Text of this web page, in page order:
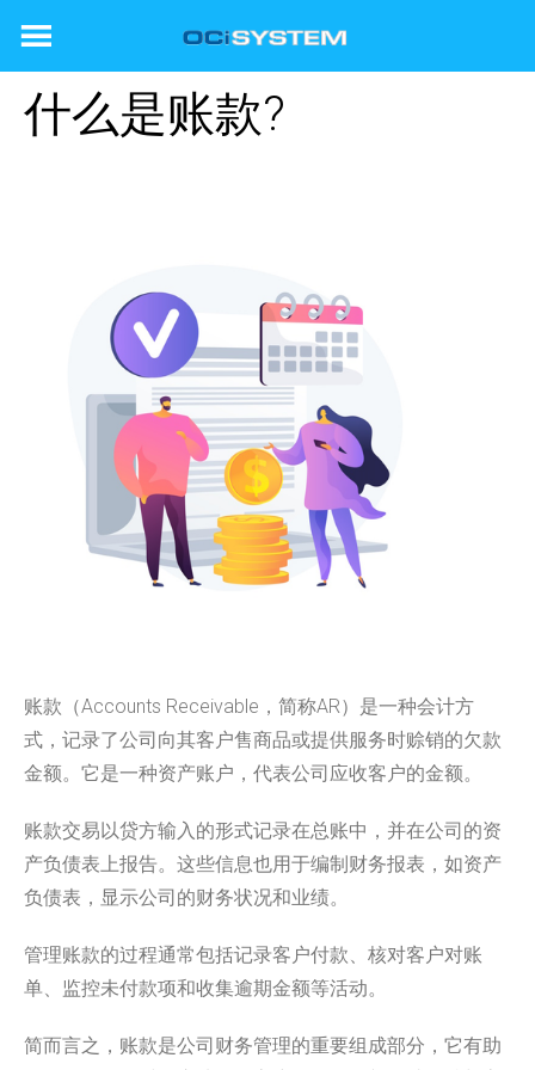
什么是账款?
账款（Accounts Receivable，简称AR）是一种会计方
式，记录了公司向其客户售商品或提供服务时赊销的欠款
金额。它是一种资产账户，代表公司应收客户的金额。
账款交易以贷方输入的形式记录在总账中，并在公司的资
产负债表上报告。这些信息也用于编制财务报表，如资产
负债表，显示公司的财务状况和业绩。
管理账款的过程通常包括记录客户付款、核对客户对账
单、监控未付款项和收集逾期金额等活动。
简而言之，账款是公司财务管理的重要组成部分，它有助